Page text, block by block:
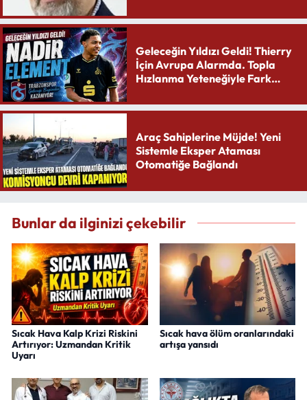
Geleceğin Yıldızı Geldi! Thierry
İçin Avrupa Alarmda. Topla
Hızlanma Yeteneğiyle Fark
Araç Sahiplerine Müjde! Yeni
Sistemle Eksper Ataması
Otomatiğe Bağlandı
Bunlar da ilginizi çekebilir
Sıcak Hava Kalp Krizi Riskini
Artırıyor: Uzmandan Kritik
Uyarı
Sıcak hava ölüm oranlarındaki
artışa yansıdı